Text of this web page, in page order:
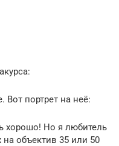
портрет на неё:
хорошо! Но я любитель
на объектив 35 или 50